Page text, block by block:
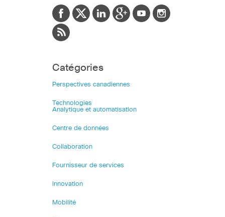
Catégories
Perspectives canadiennes
Technologies
Analytique et automatisation
Centre de données
Collaboration
Fournisseur de services
Innovation
Mobilité